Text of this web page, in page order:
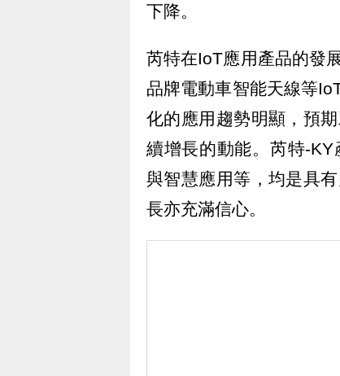
下降。
芮特在IoT應用產品的發
品牌電動車智能天線等
化的應用趨勢明顯，預
續增長的動能。芮特-
與智慧應用等，均是具
長亦充滿信心。